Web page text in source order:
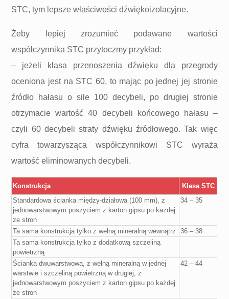
STC, tym lepsze właściwości dźwiękoizolacyjne.
Żeby lepiej zrozumieć podawane wartości
współczynnika STC przytoczmy przykład:
– jeżeli klasa przenoszenia dźwięku dla przegrody
oceniona jest na STC 60, to mając po jednej jej stronie
źródło hałasu o sile 100 decybeli, po drugiej stronie
otrzymacie wartość 40 decybeli końcowego hałasu –
czyli 60 decybeli straty dźwięku źródłowego. Tak więc
cyfra towarzysząca współczynnikowi STC wyraża
wartość eliminowanych decybeli.
Konstrukcja
Klasa STC
Standardowa ścianka między-działowa (100 mm), z
jednowarstwowym poszyciem z karton gipsu po każdej
ze stron
34 – 35
Ta sama konstrukcja tylko z wełną mineralną wewnątrz
36 – 38
Ta sama konstrukcja tylko z dodatkową szczeliną
powietrzną
Ścianka dwuwarstwowa, z wełną mineralną w jednej
warstwie i szczeliną powietrzną w drugiej, z
jednowarstwowym poszyciem z karton gipsu po każdej
ze stron
42 – 44